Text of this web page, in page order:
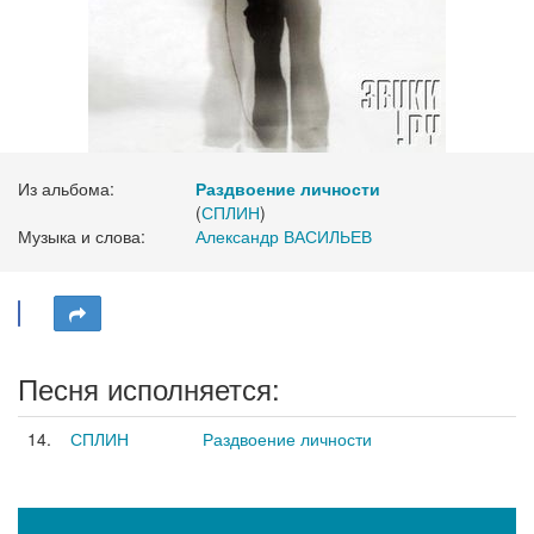
Из альбома:
Раздвоение личности
(СПЛИН)
Музыка и слова:
Александр ВАСИЛЬЕВ
Песня исполняется:
14. СПЛИН Раздвоение личности